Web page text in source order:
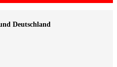
Deutschland